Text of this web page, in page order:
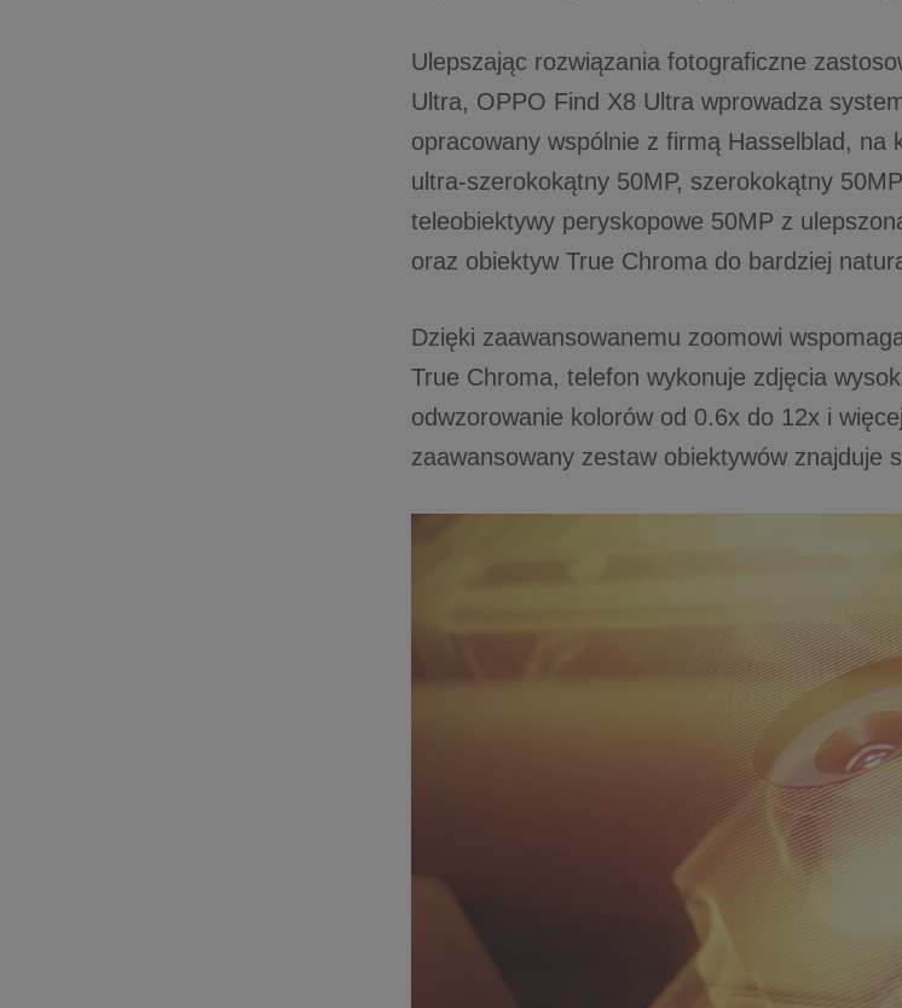
Ulepszając rozwiązania fotograficzne
Ultra, OPPO Find X8 Ultra wprowadza
opracowany wspólnie z firmą Hasselblad, na
ultra-szerokokątny 50MP, szerokokątny
teleobiektywy peryskopowe 50MP z
oraz obiektyw True Chroma do bardziej
Dzięki zaawansowanemu zoomowi
True Chroma, telefon wykonuje zdjęcia
odwzorowanie kolorów od 0.6x do 12x i
zaawansowany zestaw obiektywów znajduje